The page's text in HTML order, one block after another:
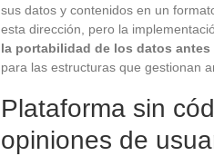
sus datos y contenidos en un
esta dirección, pero la
la portabilidad de los datos
para las estructuras que gestionan
Plataforma sin
opiniones de